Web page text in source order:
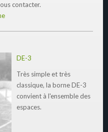
contacter.
DE-3
Très simple et très
classique, la borne DE-3
convient à l'ensemble des
espaces.